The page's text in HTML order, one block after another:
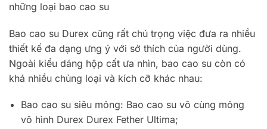
những loại bao cao su
Bao cao su Durex cũng rất chú trọng việc đưa ra nhiều
thiết kế đa dạng ưng ý với sở thích của người dùng.
Ngoài kiểu dáng hộp cất ưa nhìn, bao cao su còn có
khá nhiều chủng loại và kích cỡ khác nhau:
Bao cao su siêu mỏng: Bao cao su vô cùng mỏng
vô hình Durex Durex Fether Ultima;